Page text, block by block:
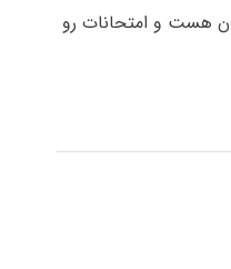
هست و امتحانات رو